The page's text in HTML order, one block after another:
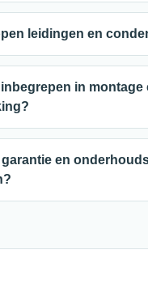
leidingen en
in montage
garantie en